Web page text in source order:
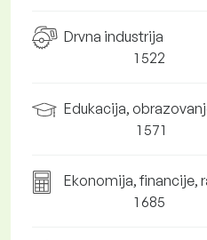
Drvna industrija
1 522
Edukacija,
1 571
Ekonomija, financije,
1 685